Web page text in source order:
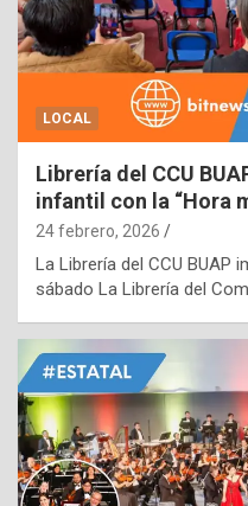
LOCAL
Librería del CCU
infantil con la “Hora
24 febrero, 2026
La Librería del CCU BUAP
sábado La Librería del